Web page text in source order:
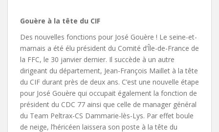
Gouère à la tête du CIF
Des nouvelles fonctions pour José Gouère ! Le seine-et-
marnais a été élu président du Comité d’Île-de-France de
la FFC, le 30 janvier dernier. Il succède à un autre
dirigeant du département, Jean-François Maillet à la tête
du CIF durant près de deux ans. C’est une nouvelle étape
pour José Gouère qui occupait également la fonction de
président du CDC 77 ainsi que celle de manager général
du Team Peltrax-CS Dammarie-lès-Lys. Par effet boule
de neige, l’héricéen laissera son poste à la tête du